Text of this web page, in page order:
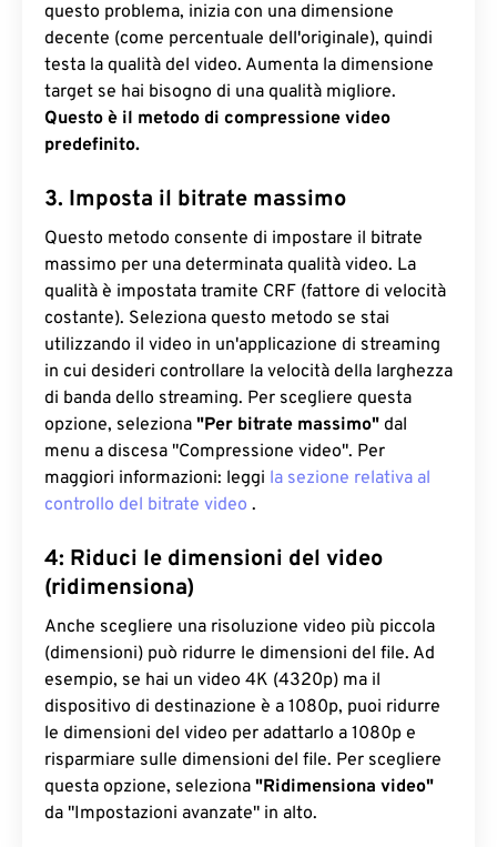
questo problema, inizia con una dimensione
decente (come percentuale dell'originale), quindi
testa la qualità del video. Aumenta la dimensione
target se hai bisogno di una qualità migliore.
Questo è il metodo di compressione video
predefinito.
3. Imposta il bitrate massimo
Questo metodo consente di impostare il bitrate
massimo per una determinata qualità video. La
qualità è impostata tramite CRF (fattore di velocità
costante). Seleziona questo metodo se stai
utilizzando il video in un'applicazione di streaming
in cui desideri controllare la velocità della larghezza
di banda dello streaming. Per scegliere questa
opzione, seleziona "Per bitrate massimo" dal
menu a discesa "Compressione video". Per
maggiori informazioni: leggi la sezione relativa al
controllo del bitrate video .
4: Riduci le dimensioni del video
(ridimensiona)
Anche scegliere una risoluzione video più piccola
(dimensioni) può ridurre le dimensioni del file. Ad
esempio, se hai un video 4K (4320p) ma il
dispositivo di destinazione è a 1080p, puoi ridurre
le dimensioni del video per adattarlo a 1080p e
risparmiare sulle dimensioni del file. Per scegliere
questa opzione, seleziona "Ridimensiona video"
da "Impostazioni avanzate" in alto.